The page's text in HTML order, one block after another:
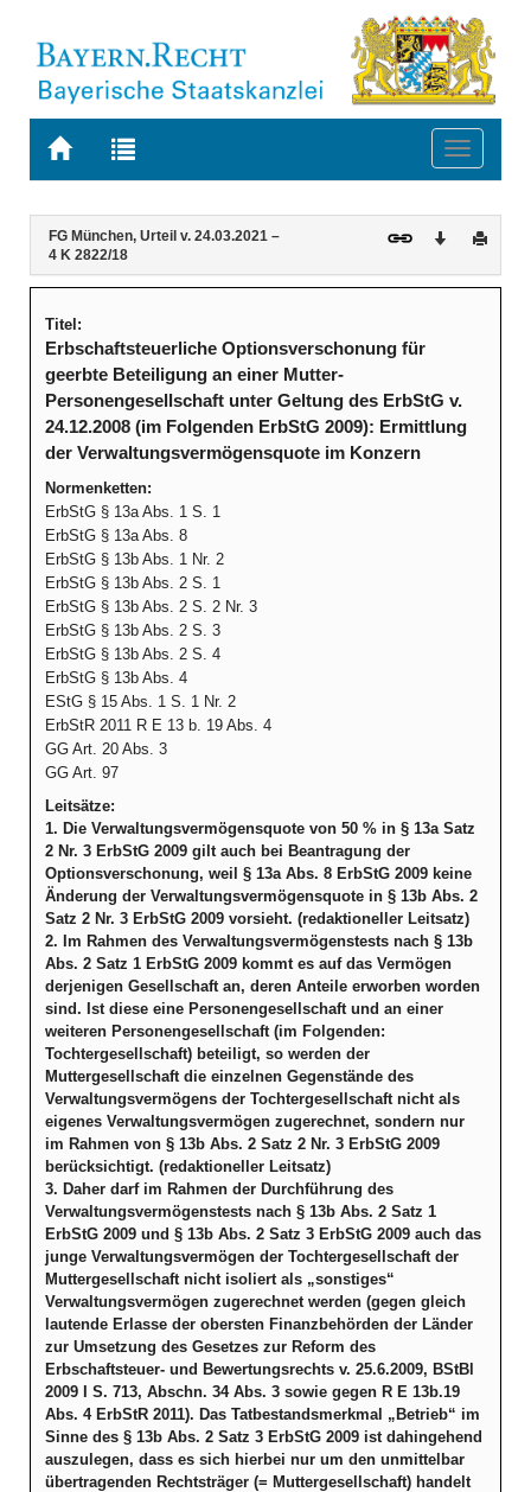
Zur
BAYERN.RECHT
Zur
letzten
Suche
Toggle
Navigation
Inhalt
FG München, Urteil v. 24.03.2021 –
4 K 2822/18
Download
Titel:
Erbschaftsteuerliche Optionsverschonung für
geerbte Beteiligung an einer Mutter-
Personengesellschaft unter Geltung des ErbStG v.
24.12.2008 (im Folgenden ErbStG 2009): Ermittlung
der Verwaltungsvermögensquote im Konzern
Normenketten:
ErbStG § 13a Abs. 1 S. 1
ErbStG § 13a Abs. 8
ErbStG § 13b Abs. 1 Nr. 2
ErbStG § 13b Abs. 2 S. 1
ErbStG § 13b Abs. 2 S. 2 Nr. 3
ErbStG § 13b Abs. 2 S. 3
ErbStG § 13b Abs. 2 S. 4
ErbStG § 13b Abs. 4
EStG § 15 Abs. 1 S. 1 Nr. 2
ErbStR 2011 R E 13 b. 19 Abs. 4
GG Art. 20 Abs. 3
GG Art. 97
Leitsätze:
1. Die Verwaltungsvermögensquote von 50 % in § 13a Satz
2 Nr. 3 ErbStG 2009 gilt auch bei Beantragung der
Optionsverschonung, weil § 13a Abs. 8 ErbStG 2009 keine
Änderung der Verwaltungsvermögensquote in § 13b Abs. 2
Satz 2 Nr. 3 ErbStG 2009 vorsieht. (redaktioneller Leitsatz)
2. Im Rahmen des Verwaltungsvermögenstests nach § 13b
Abs. 2 Satz 1 ErbStG 2009 kommt es auf das Vermögen
derjenigen Gesellschaft an, deren Anteile erworben worden
sind. Ist diese eine Personengesellschaft und an einer
weiteren Personengesellschaft (im Folgenden:
Tochtergesellschaft) beteiligt, so werden der
Muttergesellschaft die einzelnen Gegenstände des
Verwaltungsvermögens der Tochtergesellschaft nicht als
eigenes Verwaltungsvermögen zugerechnet, sondern nur
im Rahmen von § 13b Abs. 2 Satz 2 Nr. 3 ErbStG 2009
berücksichtigt. (redaktioneller Leitsatz)
3. Daher darf im Rahmen der Durchführung des
Verwaltungsvermögenstests nach § 13b Abs. 2 Satz 1
ErbStG 2009 und § 13b Abs. 2 Satz 3 ErbStG 2009 auch das
junge Verwaltungsvermögen der Tochtergesellschaft der
Muttergesellschaft nicht isoliert als „sonstiges“
Verwaltungsvermögen zugerechnet werden (gegen gleich
lautende Erlasse der obersten Finanzbehörden der Länder
zur Umsetzung des Gesetzes zur Reform des
Erbschaftsteuer- und Bewertungsrechts v. 25.6.2009, BStBl
2009 I S. 713, Abschn. 34 Abs. 3 sowie gegen R E 13b.19
Abs. 4 ErbStR 2011). Das Tatbestandsmerkmal „Betrieb“ im
Sinne des § 13b Abs. 2 Satz 3 ErbStG 2009 ist dahingehend
auszulegen, dass es sich hierbei nur um den unmittelbar
übertragenden Rechtsträger (= Muttergesellschaft) handelt